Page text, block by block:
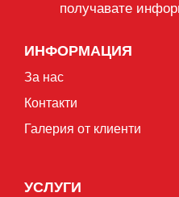
получавате
ИНФОРМАЦИЯ
За нас
Контакти
Галерия от клиенти
УСЛУГИ